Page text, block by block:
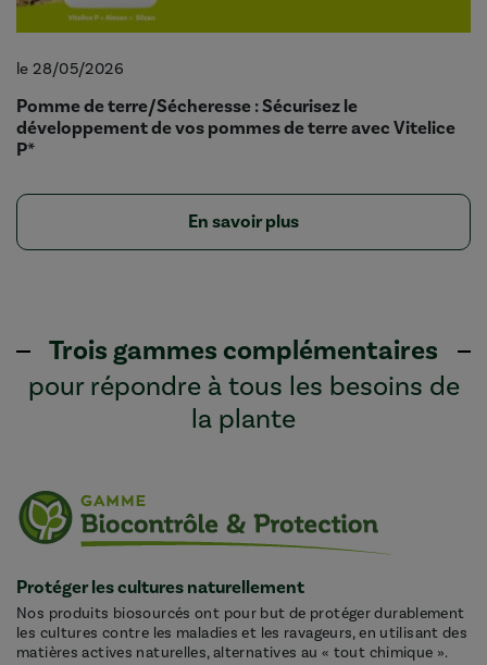
le 28/05/2026
Pomme de terre/Sécheresse : Sécurisez le
développement de vos pommes de terre avec Vitelice
P*
En savoir plus
Trois gammes complémentaires
pour répondre à tous les besoins de
la plante
Protéger les cultures naturellement
Nos produits biosourcés ont pour but de protéger durablement
les cultures contre les maladies et les ravageurs, en utilisant des
matières actives naturelles, alternatives au « tout chimique ».